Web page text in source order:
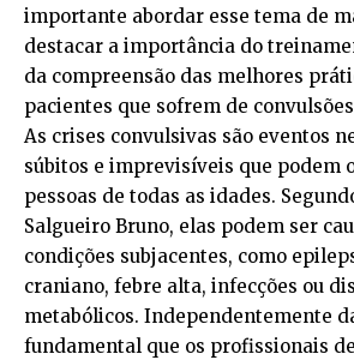
importante abordar esse tema de
destacar a importância do
da compreensão das melhores
pacientes que sofrem de
As crises convulsivas são eventos
súbitos e imprevisíveis que podem
pessoas de todas as idades.
Salgueiro Bruno, elas podem ser
condições subjacentes, como
craniano, febre alta, infecções ou
metabólicos. Independentemente
fundamental que os profissionais